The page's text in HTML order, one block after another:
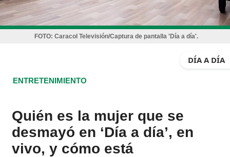
FOTO: Caracol Televisión/Captura de pantalla 'Día a día'.
DÍA A DÍA
ENTRETENIMIENTO
Quién es la mujer que se
desmayó en ‘Día a día’, en
vivo, y cómo está